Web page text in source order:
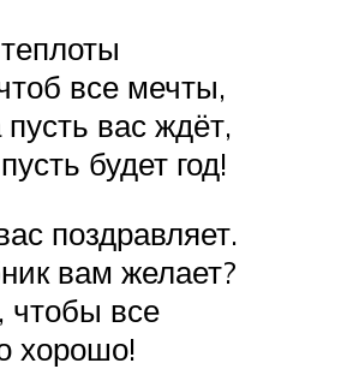
все мечты,
вас ждёт,
будет год!
поздравляет.
вам желает?
чтобы все
хорошо!